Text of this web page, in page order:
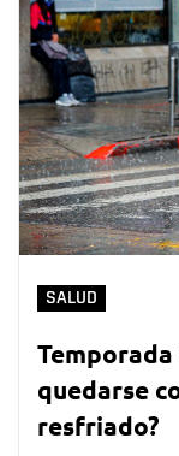
SALUD
quedarse
resfriado?